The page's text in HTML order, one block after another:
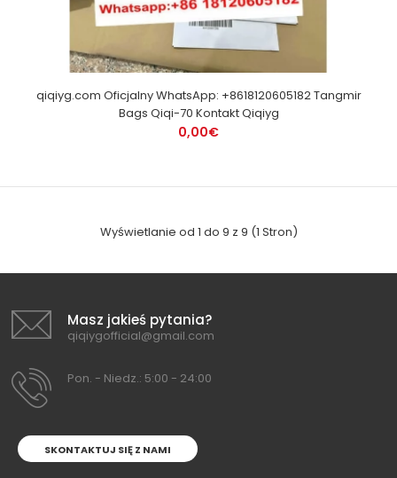
qiqiyg.com Oficjalny WhatsApp: +8618120605182 Tangmir
Bags Qiqi-70 Kontakt Qiqiyg
0,00€
Wyświetlanie od 1 do 9 z 9 (1 Stron)
Masz jakieś pytania?
qiqiygofficial@gmail.com
Pon. - Niedz.: 5:00 - 24:00
SKONTAKTUJ SIĘ Z NAMI